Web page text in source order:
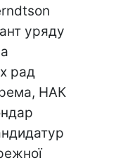
уряду
рад
НАК